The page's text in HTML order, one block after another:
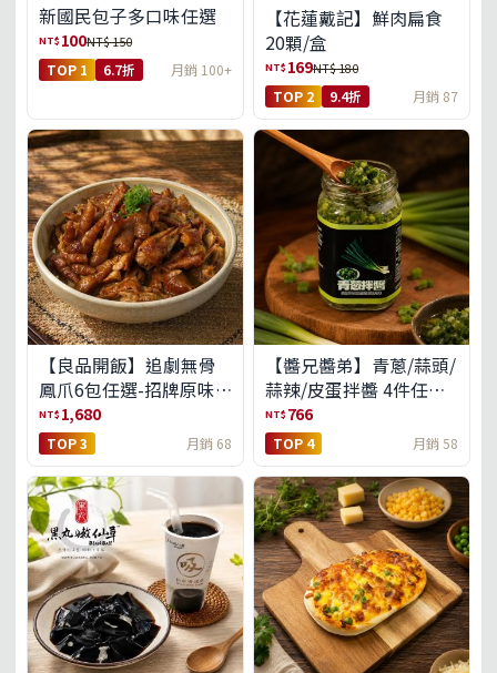
新國民包子多口味任選
NT$ 100NT$ 150
TOP 1 6.7折 月銷 100+
【花蓮戴記】鮮肉扁食
20顆/盒
NT$ 169NT$ 180
TOP 2 9.4折 月銷 87
【良品開飯】追劇無骨
鳳爪6包任選-招牌原味/
濃濃蒜香/過癮麻辣(免運
組)
NT$ 1,680
TOP 3 月銷 68
【醬兄醬弟】青蔥/蒜頭/
蒜辣/皮蛋拌醬 4件任選
(免運組)
NT$ 766
TOP 4 月銷 58